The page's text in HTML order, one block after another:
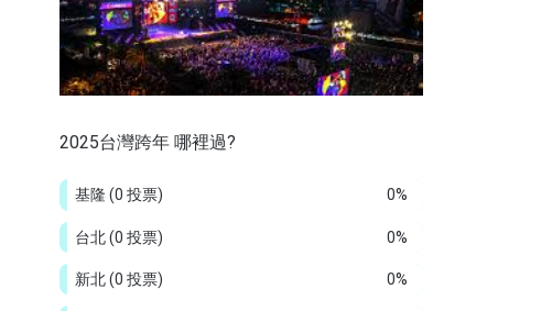
2025台灣跨年 哪裡過?
0%
基隆 (0 投票)
0%
台北(0 投票)
0%
新北(0 投票)